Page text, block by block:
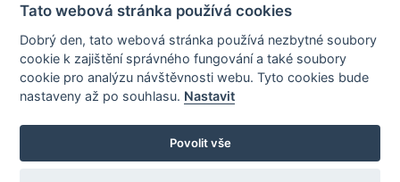
Blog
realitní články
Tato webová stránka používá cookies
Dobrý den, tato webová stránka používá nezbytné soubory
cookie k zajištění správného fungování a také soubory
cookie pro analýzu návštěvnosti webu. Tyto cookies bude
nastaveny až po souhlasu. Nastavit
Povolit vše